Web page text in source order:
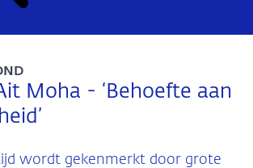
Moha - ‘Behoefte aan
wordt gekenmerkt door grote